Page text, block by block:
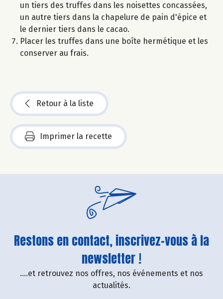
un tiers des truffes dans les noisettes concassées,
un autre tiers dans la chapelure de pain d'épice et
le dernier tiers dans le cacao.
Placer les truffes dans une boîte hermétique et les
conserver au frais.
Retour à la liste
Imprimer la recette
Restons en contact, inscrivez-vous à la
newsletter !
....et retrouvez nos offres, nos événements et nos
actualités.